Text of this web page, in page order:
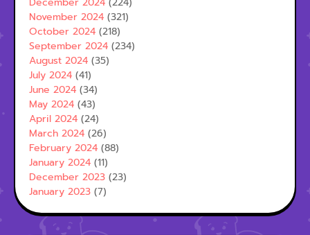
November 2024 (321)
October 2024 (218)
September 2024 (234)
August 2024 (35)
July 2024 (41)
June 2024 (34)
May 2024 (43)
April 2024 (24)
March 2024 (26)
February 2024 (88)
January 2024 (11)
December 2023 (23)
January 2023 (7)